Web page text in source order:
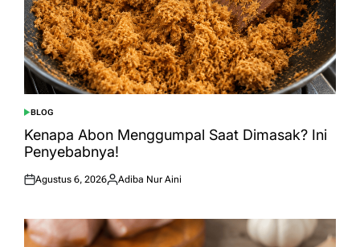
POSTED
IN
BLOG
Kenapa Abon Menggumpal Saat Dimasak? Ini
Penyebabnya!
Posted
Agustus 6, 2026
Posted
Adiba Nur Aini